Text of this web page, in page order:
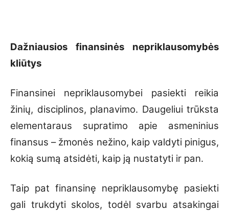
Dažniausios finansinės nepriklausomybės
kliūtys
Finansinei nepriklausomybei pasiekti reikia
žinių, disciplinos, planavimo. Daugeliui trūksta
elementaraus supratimo apie asmeninius
finansus – žmonės nežino, kaip valdyti pinigus,
kokią sumą atsidėti, kaip ją nustatyti ir pan.
Taip pat finansinę nepriklausomybę pasiekti
gali trukdyti skolos, todėl svarbu atsakingai